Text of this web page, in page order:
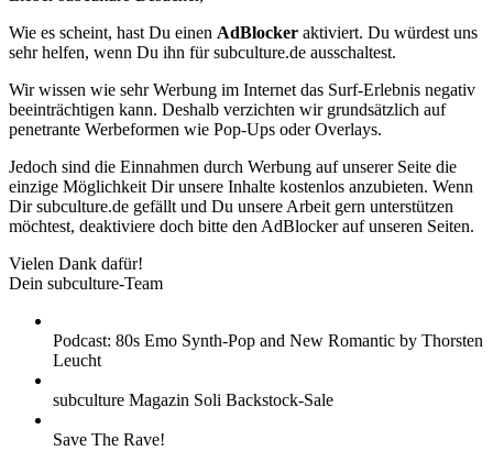
Wie es scheint, hast Du einen AdBlocker aktiviert. Du würdest uns
sehr helfen, wenn Du ihn für subculture.de ausschaltest.
Wir wissen wie sehr Werbung im Internet das Surf-Erlebnis negativ
beeinträchtigen kann. Deshalb verzichten wir grundsätzlich auf
penetrante Werbeformen wie Pop-Ups oder Overlays.
Jedoch sind die Einnahmen durch Werbung auf unserer Seite die
einzige Möglichkeit Dir unsere Inhalte kostenlos anzubieten. Wenn
Dir subculture.de gefällt und Du unsere Arbeit gern unterstützen
möchtest, deaktiviere doch bitte den AdBlocker auf unseren Seiten.
Vielen Dank dafür!
Dein subculture-Team
Podcast: 80s Emo Synth-Pop and New Romantic by Thorsten
Leucht
subculture Magazin Soli Backstock-Sale
Save The Rave!